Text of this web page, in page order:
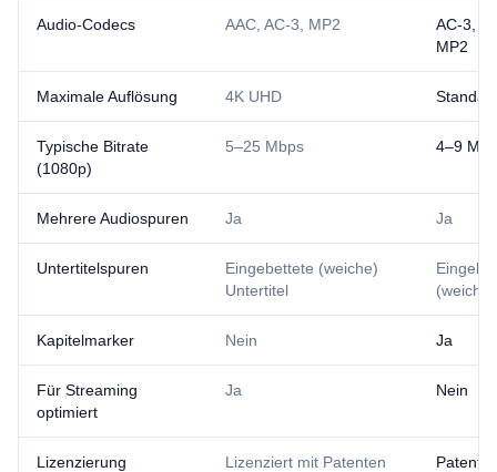
Audio-Codecs AAC, AC-3, MP2
AC-3,
MP2
Maximale Auflösung 4K UHD
Typische Bitrate
(1080p)
5–25 Mbps 4–9
Mehrere Audiospuren Ja Ja
Untertitelspuren
Eingebettete (weiche)
Untertitel
Kapitelmarker Nein Ja
Für Streaming
optimiert
Ja Nein
Lizenzierung Lizenziert mit Patenten
Patente